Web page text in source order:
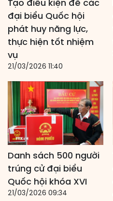
Tạo điều kiện để các
đại biểu Quốc hội
phát huy năng lực,
thực hiện tốt nhiệm
vụ
21/03/2026 11:40
Danh sách 500 người
trúng cử đại biểu
Quốc hội khóa XVI
21/03/2026 09:34